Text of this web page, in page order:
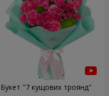
Букет "7 кущових троянд"